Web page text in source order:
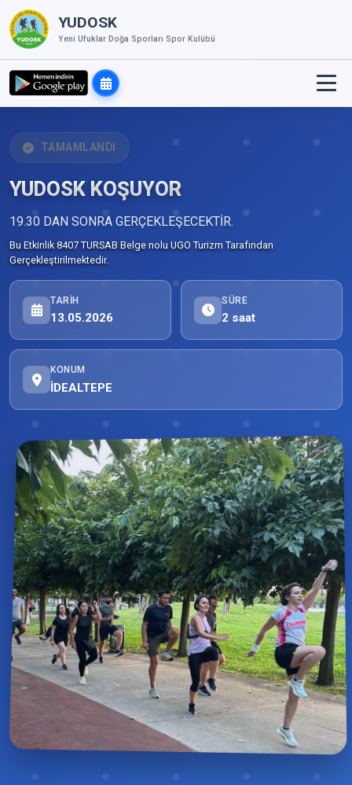
YUDOSK
Yeni Ufuklar Doğa Sporları Spor Kulübü
TAMAMLANDI
YUDOSK KOŞUYOR
19.30 DAN SONRA GERÇEKLEŞECEKTİR.
Bu Etkinlik 8407 TURSAB Belge nolu UGO Turizm Tarafından
Gerçekleştirilmektedir.
TARIH
13.05.2026
SÜRE
2 saat
KONUM
İDEALTEPE